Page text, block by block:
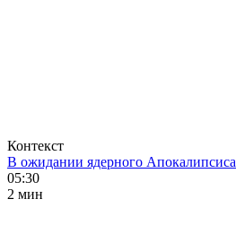
Контекст
В ожидании ядерного Апокалипсиса
05:30
2 мин